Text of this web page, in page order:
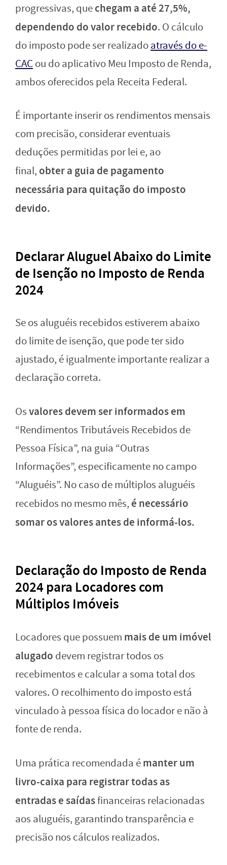
progressivas, quechegam a até 27,5%,
dependendo do valor recebido. O cálculo
do imposto pode ser realizadoatravés do e-
CACou do aplicativo Meu Imposto de Renda,
ambos oferecidos pela Receita Federal.
É importante inserir os rendimentos mensais
com precisão, considerar eventuais
deduções permitidas por lei e, ao
final, obter a guia de pagamento
necessária para quitação do imposto
devido.
Declarar Aluguel Abaixo do Limite
de Isenção no Imposto de Renda
2024
Se os aluguéis recebidos estiverem abaixo
do limite de isenção, que pode ter sido
ajustado, é igualmente importante realizar a
declaração correta.
Osvalores devem ser informados em
“Rendimentos Tributáveis Recebidos de
Pessoa Física”, na guia “Outras
Informações”, especificamente no campo
“Aluguéis”. No caso de múltiplos aluguéis
recebidos no mesmo mês, é necessário
somar os valores antes de informá-los.
Declaração do Imposto de Renda
2024 para Locadores com
Múltiplos Imóveis
Locadores que possuem mais de um imóvel
alugado devem registrar todos os
recebimentos e calcular a soma total dos
valores. O recolhimento do imposto está
vinculado à pessoa física do locador e não à
fonte de renda.
Uma prática recomendada émanter um
livro-caixa para registrar todas as
entradas e saídasfinanceiras relacionadas
aos aluguéis, garantindo transparência e
precisão nos cálculos realizados.